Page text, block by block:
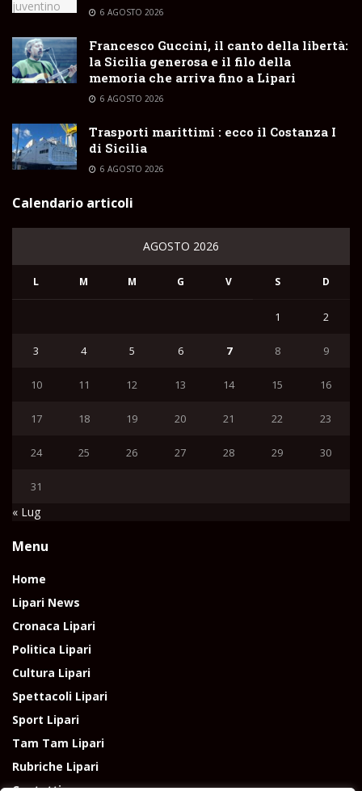
6 AGOSTO 2026
Francesco Guccini, il canto della libertà:
la Sicilia generosa e il filo della
memoria che arriva fino a Lipari
6 AGOSTO 2026
Trasporti marittimi : ecco il Costanza I
di Sicilia
6 AGOSTO 2026
Calendario articoli
AGOSTO 2026
L M M G V S D
1 2
3 4 5 6 7 8 9
10 11 12 13 14 15 16
17 18 19 20 21 22 23
24 25 26 27 28 29 30
31
« Lug
Menu
Home
Lipari News
Cronaca Lipari
Politica Lipari
Cultura Lipari
Spettacoli Lipari
Sport Lipari
Tam Tam Lipari
Rubriche Lipari